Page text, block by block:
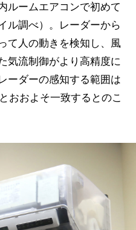
ルームエアコンで初めて
ル調べ）。レーダーから
て人の動きを検知し、風
気流制御がより高精度に
ーダーの感知する範囲は
おおよそ一致するとのこ